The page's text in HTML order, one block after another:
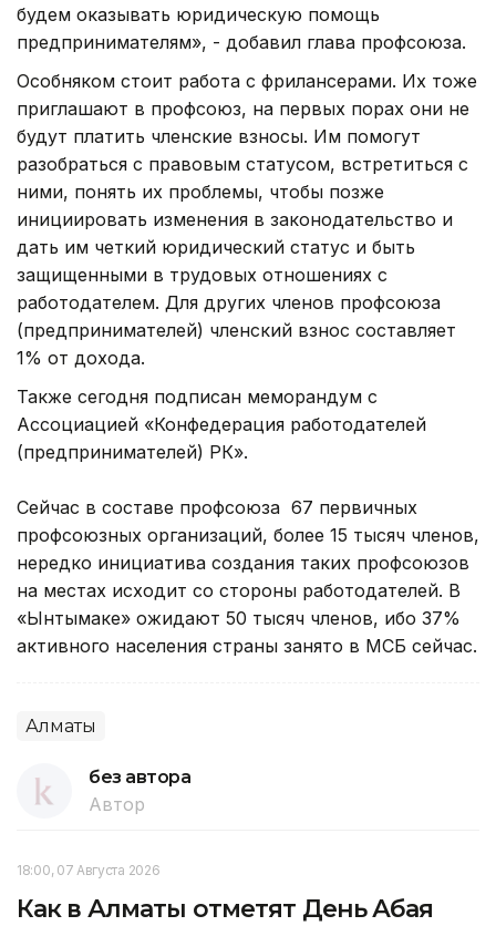
будем оказывать юридическую помощь
предпринимателям», - добавил глава профсоюза.
Особняком стоит работа с фрилансерами. Их тоже
приглашают в профсоюз, на первых порах они не
будут платить членские взносы. Им помогут
разобраться с правовым статусом, встретиться с
ними, понять их проблемы, чтобы позже
инициировать изменения в законодательство и
дать им четкий юридический статус и быть
защищенными в трудовых отношениях с
работодателем. Для других членов профсоюза
(предпринимателей) членский взнос составляет
1% от дохода.
Также сегодня подписан меморандум с
Ассоциацией «Конфедерация работодателей
(предпринимателей) РК».
Сейчас в составе профсоюза 67 первичных
профсоюзных организаций, более 15 тысяч членов,
нередко инициатива создания таких профсоюзов
на местах исходит со стороны работодателей. В
«Ынтымаке» ожидают 50 тысяч членов, ибо 37%
активного населения страны занято в МСБ сейчас.
Алматы
без автора
Автор
18:00, 07 Августа 2026
Как в Алматы отметят День Абая